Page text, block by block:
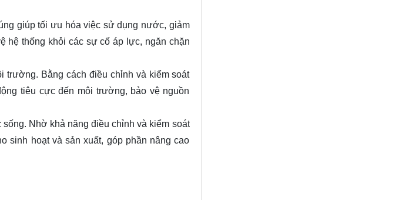
giúp tối ưu hóa việc sử dụng nước, giảm
hệ thống khỏi các sự cố áp lực, ngăn chặn
trường. Bằng cách điều chỉnh và kiểm soát
tiêu cực đến môi trường, bảo vệ nguồn
Nhờ khả năng điều chỉnh và kiểm soát
sinh hoạt và sản xuất, góp phần nâng cao